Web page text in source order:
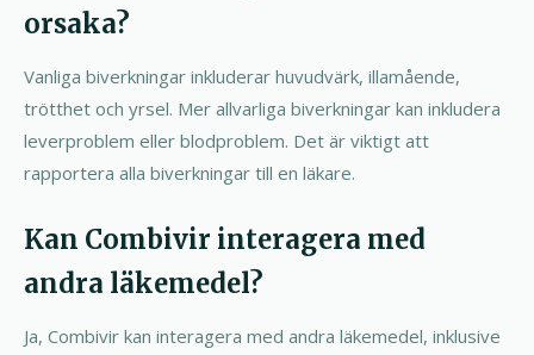
orsaka?
Vanliga biverkningar inkluderar huvudvärk, illamående,
trötthet och yrsel. Mer allvarliga biverkningar kan inkludera
leverproblem eller blodproblem. Det är viktigt att
rapportera alla biverkningar till en läkare.
Kan Combivir interagera med
andra läkemedel?
Ja, Combivir kan interagera med andra läkemedel, inklusive